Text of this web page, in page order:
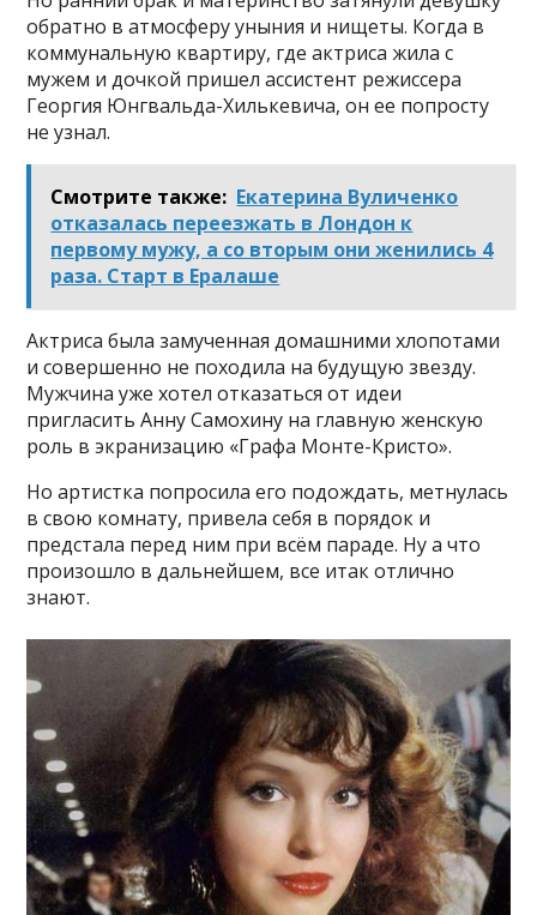
обратно в атмосферу уныния и нищеты. Когда в
коммунальную квартиру, где актриса жила с
мужем и дочкой пришел ассистент режиссера
Георгия Юнгвальда-Хилькевича, он ее попросту
не узнал.
Смотрите также: Екатерина Вуличенко
отказалась переезжать в Лондон к
первому мужу, а со вторым они женились 4
раза. Старт в Ералаше
Актриса была замученная домашними хлопотами
и совершенно не походила на будущую звезду.
Мужчина уже хотел отказаться от идеи
пригласить Анну Самохину на главную женскую
роль в экранизацию «Графа Монте-Кристо».
Но артистка попросила его подождать, метнулась
в свою комнату, привела себя в порядок и
предстала перед ним при всём параде. Ну а что
произошло в дальнейшем, все итак отлично
знают.